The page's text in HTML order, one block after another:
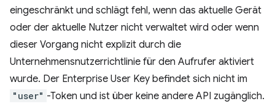
eingeschränkt und schlägt fehl, wenn das aktuelle Gerät
oder der aktuelle Nutzer nicht verwaltet wird oder wenn
dieser Vorgang nicht explizit durch die
Unternehmensnutzerrichtlinie für den Aufrufer aktiviert
wurde. Der Enterprise User Key befindet sich nicht im
"user" -Token und ist über keine andere API zugänglich.